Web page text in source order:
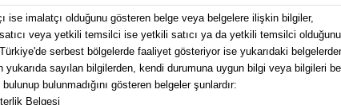
ise imalatçı olduğunu gösteren belge veya belgelere ilişkin bilgiler,
veya yetkili temsilci ise yetkili satıcı ya da yetkili temsilci
serbest bölgelerde faaliyet gösteriyor ise yukarıdaki
yukarıda sayılan bilgilerden, kendi durumuna uygun bilgi veya bilgileri
bulunmadığını gösteren belgeler şunlardır:
Belgesi